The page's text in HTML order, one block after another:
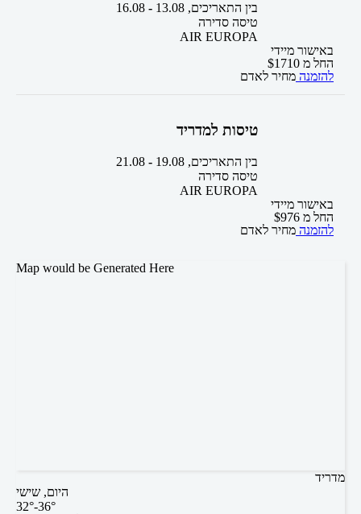
בין התאריכים, -
16.08
טיסה סדירה
AIR EUROPA
באישור מיידי
החל מ
$1710
להזמנה מחיר לאדם
טיסות למדריד
בין התאריכים, -
21.08
טיסה סדירה
AIR EUROPA
באישור מיידי
החל מ
$976
להזמנה מחיר לאדם
Map would be Generated Here
מדריד
היום, שישי
32°-36°